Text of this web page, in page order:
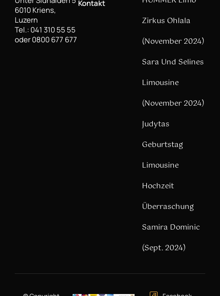
6010 Kriens,
Luzern
Tel.: 041 310 55 55
oder 0800 677 677
Kontakt
Zirkus Ohlala
(November 2024)
Sara Und Selines
Limousine
(November 2024)
Judytas
Geburtstag
Limousine
Hochzeit
Überraschung
Samira Dominic
(Sept. 2024)